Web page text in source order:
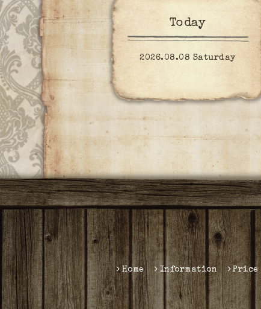
Today
2026.08.08 Saturday
Home Information Price